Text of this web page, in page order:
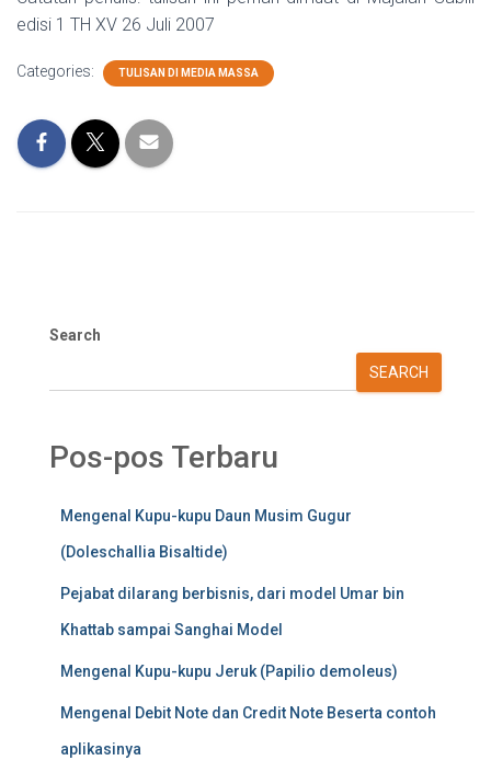
edisi 1 TH XV 26 Juli 2007
Categories: TULISAN DI MEDIA MASSA
Search
SEARCH
Pos-pos Terbaru
Mengenal Kupu-kupu Daun Musim Gugur
(Doleschallia Bisaltide)
Pejabat dilarang berbisnis, dari model Umar bin
Khattab sampai Sanghai Model
Mengenal Kupu-kupu Jeruk (Papilio demoleus)
Mengenal Debit Note dan Credit Note Beserta contoh
aplikasinya